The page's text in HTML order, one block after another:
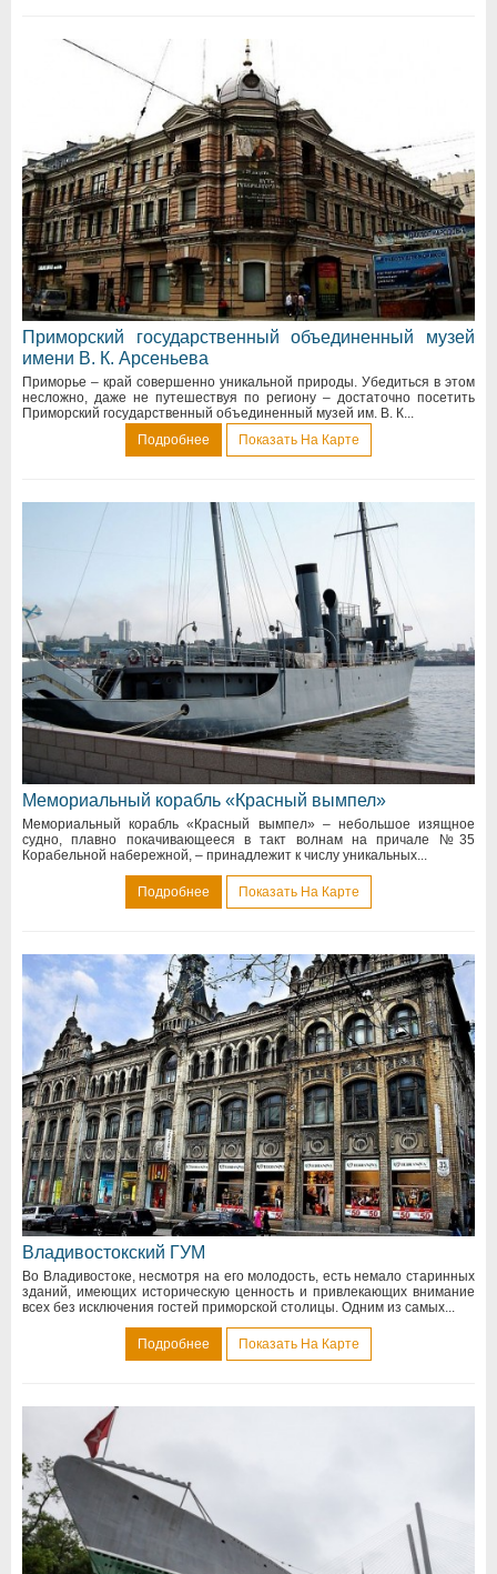
Приморский государственный объединенный музей
имени В. К. Арсеньева
Приморье – край совершенно уникальной природы. Убедиться в этом
несложно, даже не путешествуя по региону – достаточно посетить
Приморский государственный объединенный музей им. В. К...
Подробнее
Показать На Карте
Мемориальный корабль «Красный вымпел»
Мемориальный корабль «Красный вымпел» – небольшое изящное
судно, плавно покачивающееся в такт волнам на причале №35
Корабельной набережной, – принадлежит к числу уникальных...
Подробнее Показать На Карте
Владивостокский ГУМ
Во Владивостоке, несмотря на его молодость, есть немало старинных
зданий, имеющих историческую ценность и привлекающих внимание
всех без исключения гостей приморской столицы. Одним из самых...
Подробнее Показать На Карте